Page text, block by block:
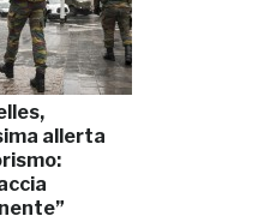
allerta